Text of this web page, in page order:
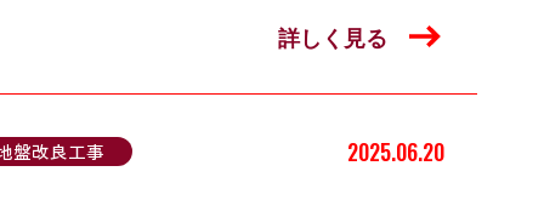
詳しく見る
盤改良工事 2025.06.20